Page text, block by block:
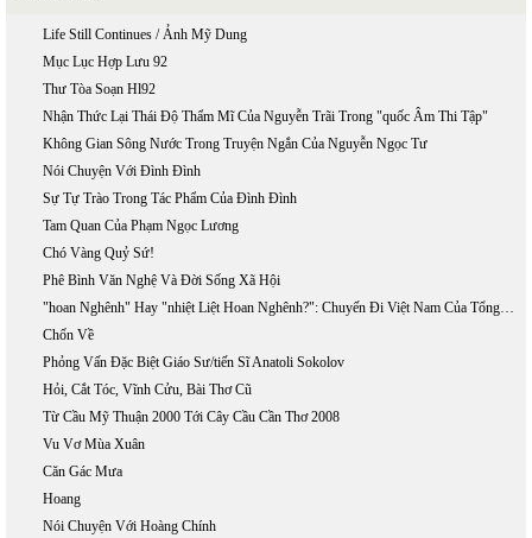
Life Still Continues / Ảnh Mỹ Dung
Mục Lục Hợp Lưu 92
Thư Tòa Soạn Hl92
Nhận Thức Lại Thái Độ Thẩm Mĩ Của Nguyễn Trãi Trong "quốc Âm Thi Tập"
Không Gian Sông Nước Trong Truyện Ngắn Của Nguyễn Ngọc Tư
Nói Chuyện Với Đình Đình
Sự Tự Trào Trong Tác Phẩm Của Đình Đình
Tam Quan Của Phạm Ngọc Lương
Chó Vàng Quỷ Sứ!
Phê Bình Văn Nghệ Và Đời Sống Xã Hội
"hoan Nghênh" Hay "nhiệt Liệt Hoan Nghênh?": Chuyến Đi Việt Nam Của Tổng Thống Bush, 17-20/11/2006
Chốn Về
Phỏng Vấn Đặc Biệt Giáo Sư/tiến Sĩ Anatoli Sokolov
Hỏi, Cắt Tóc, Vĩnh Cửu, Bài Thơ Cũ
Từ Cầu Mỹ Thuận 2000 Tới Cây Cầu Cần Thơ 2008
Vu Vơ Mùa Xuân
Căn Gác Mưa
Hoang
Nói Chuyện Với Hoàng Chính